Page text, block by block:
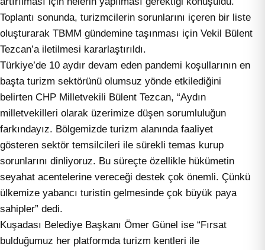
Toplantı sonunda, turizmcilerin sorunlarını içeren bir liste
oluşturarak TBMM gündemine taşınması için Vekil Bülent
Tezcan’a iletilmesi kararlaştırıldı.
Türkiye’de 10 aydır devam eden pandemi koşullarının en
başta turizm sektörünü olumsuz yönde etkilediğini
belirten CHP Milletvekili Bülent Tezcan, “Aydın
milletvekilleri olarak üzerimize düşen sorumluluğun
farkındayız. Bölgemizde turizm alanında faaliyet
gösteren sektör temsilcileri ile sürekli temas kurup
sorunlarını dinliyoruz. Bu süreçte özellikle hükümetin
seyahat acentelerine vereceği destek çok önemli. Çünkü
ülkemize yabancı turistin gelmesinde çok büyük paya
sahipler” dedi.
Kuşadası Belediye Başkanı Ömer Günel ise “Fırsat
bulduğumuz her platformda turizm kentleri ile